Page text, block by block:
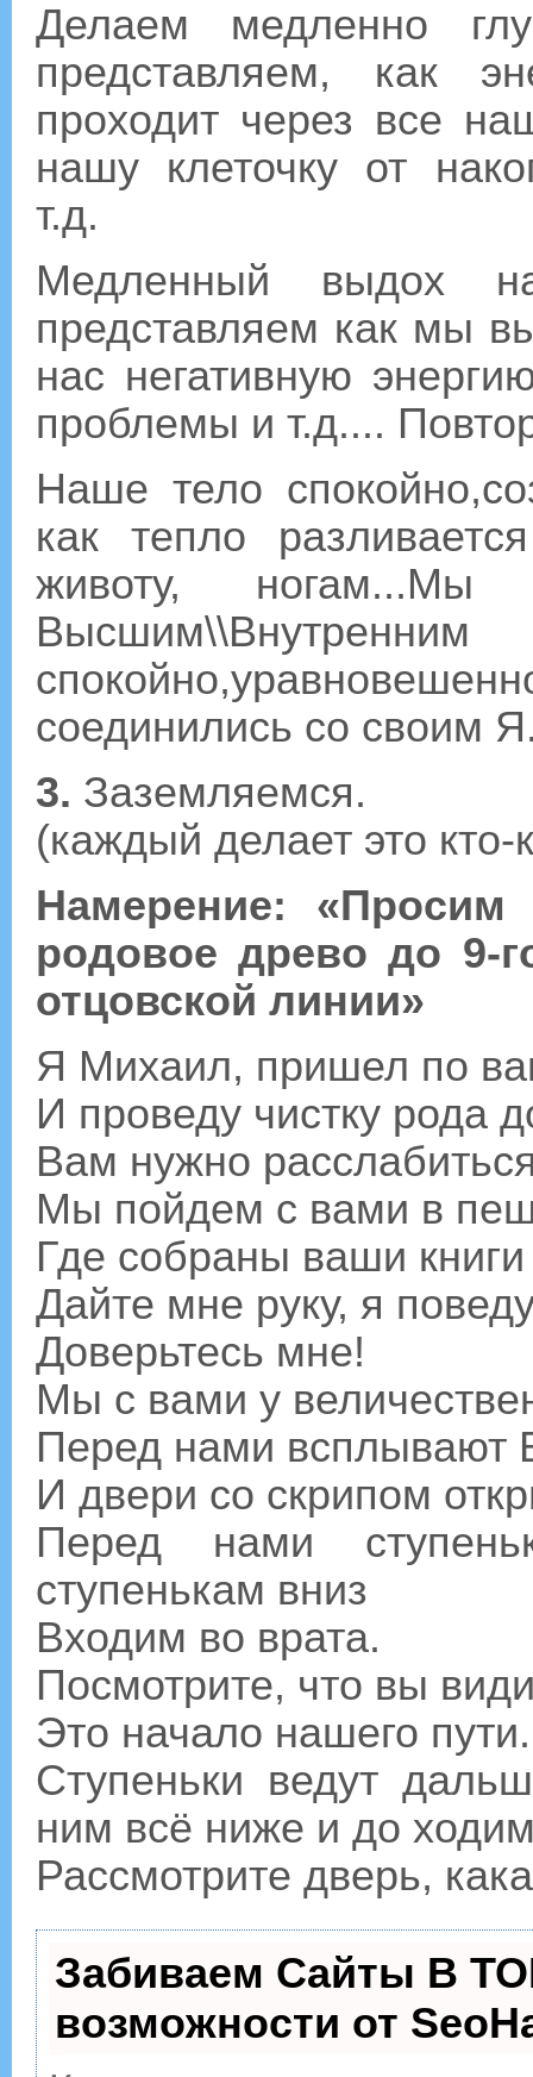
Делаем медленно
представляем, как
проходит через все
нашу клеточку от
т.д.
Медленный выдох
представляем как мы
нас негативную
проблемы и т.д....
Наше тело
как тепло
животу,
соединились со своим
3. Заземляемся.
(каждый делает это кто-
Намерение:
родовое древо до 9-
отцовской линии»
Я Михаил, пришел по
И проведу чистку рода
Вам нужно
Мы пойдем с вами в
Где собраны ваши
Дайте мне руку, я
Доверьтесь мне!
Мы с вами у
Перед нами всплывают
И двери со скрипом
Перед нами
ступенькам вниз
Входим во врата.
Посмотрите, что вы
Это начало нашего пути.
Ступеньки ведут
ним всё ниже и до
Рассмотрите дверь,
Забиваем Сайты В
возможности от